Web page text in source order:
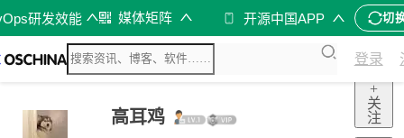
研发效能 媒体矩阵 开源中国APP 切
登录
高耳鸡
+
关
注